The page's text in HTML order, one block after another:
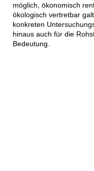
möglich, ökonomisch
ökologisch vertretbar
konkreten
hinaus auch für die
Bedeutung.